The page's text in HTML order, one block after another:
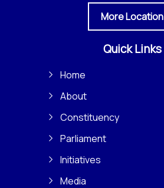
More Location
Quick Links
Home
About
Constituency
Parliament
Initiatives
Media